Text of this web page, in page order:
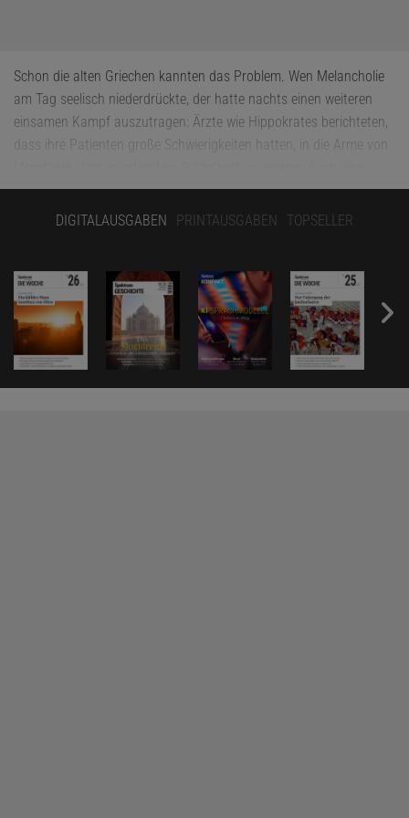
Schon die alten Griechen kannten das Problem. Wen Melancholie
am Tag seelisch niederdrückte, der hatte nachts einen weiteren
einsamen Kampf auszutragen: Ärzte wie Hippokrates berichteten,
dass ihre Patienten große Schwierigkeiten hatten, in die Arme von
Nacht durchzuschlafen, fiel ihnen schwer. Oder sie erwachten am
Morgen viel zu früh.
Depressionen reden, doch die Nähe zu Schlafstörungen ist über
die Jahrtausende hinweg die gleiche geblieben. Forscher haben
diesen Zusammenhang lange Zeit sehr einseitig interpretiert: Die
Depression galt als der eigentliche Übeltäter und die Schlafstörung
nur als ihre Begleiterscheinung. Dass derzeit ein Umdenken unter
Forschern stattfindet, dazu hat auch Dieter Riemann vom
DIGITALAUSGABEN PRINTAUSGABEN TOPSELLER